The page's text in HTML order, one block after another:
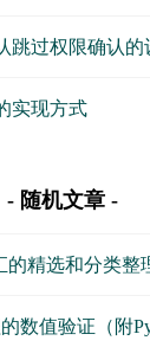
跳过权限确认的
实现方式
随机文章
的精选和分类整
数值验证（附